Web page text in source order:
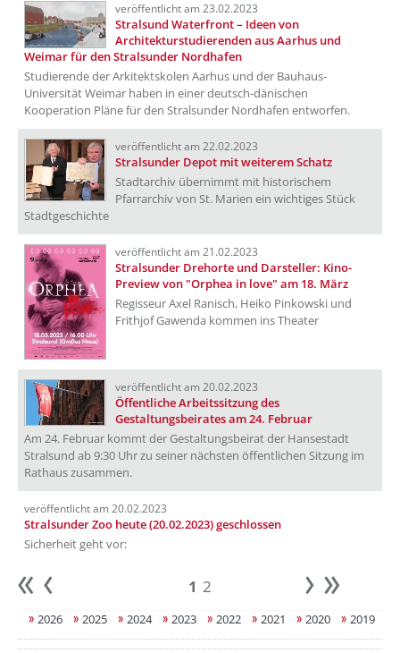
veröffentlicht am 23.02.2023
Stralsund Waterfront – Ideen von
Architekturstudierenden aus Aarhus und
Weimar für den Stralsunder Nordhafen
Studierende der Arkitektskolen Aarhus und der Bauhaus-
Universität Weimar haben in einer deutsch-dänischen
Kooperation Pläne für den Stralsunder Nordhafen entworfen.
veröffentlicht am 22.02.2023
Stralsunder Depot mit weiterem Schatz
Stadtarchiv übernimmt mit historischem
Pfarrarchiv von St. Marien ein wichtiges Stück
Stadtgeschichte
veröffentlicht am 21.02.2023
Stralsunder Drehorte und Darsteller: Kino-
Preview von "Orphea in love" am 18. März
Regisseur Axel Ranisch, Heiko Pinkowski und
Frithjof Gawenda kommen ins Theater
veröffentlicht am 20.02.2023
Öffentliche Arbeitssitzung des
Gestaltungsbeirates am 24. Februar
Am 24. Februar kommt der Gestaltungsbeirat der Hansestadt
Stralsund ab 9:30 Uhr zu seiner nächsten öffentlichen Sitzung im
Rathaus zusammen.
veröffentlicht am 20.02.2023
Stralsunder Zoo heute (20.02.2023) geschlossen
Sicherheit geht vor:
Anfang 1 2 weiter
2026 2025 2024 2023 2022 2021 2020 2019